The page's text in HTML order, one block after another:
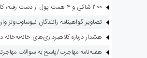
۳۰۰ شاکی و ۴ همت پول از دست رفته؛ کلاهبرداری و پولشویی در قالب شرکت مهاجرتی
تصاویر گواهینامه رانندگان
هشدار درباره کلاهبرداری‌های خانه‌به‌خانه
هفته‌نامه مهاجرت/پاسخ به سوالات مهاجرتی ۵